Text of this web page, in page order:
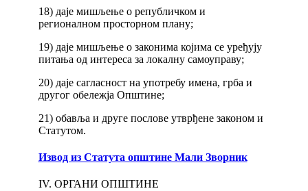
18) даје мишљење о републичком и
регионалном просторном плану;
19) даје мишљење о законима којима се уређују
питања од интереса за локалну самоуправу;
20) даје сагласност на употребу имена, грба и
другог обележја Општине;
21) обавља и друге послове утврђене законом и
Статутом.
Извод из Статута општине Мали Зворник
IV. ОРГАНИ ОПШТИНЕ